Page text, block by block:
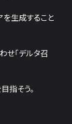
を生成すること
せ「デルタ召
指そう。